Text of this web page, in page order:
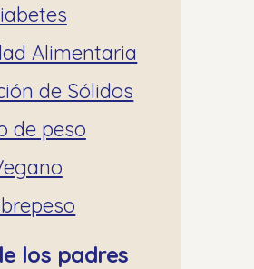
Alimentaria
de Sólidos
de peso
los padres